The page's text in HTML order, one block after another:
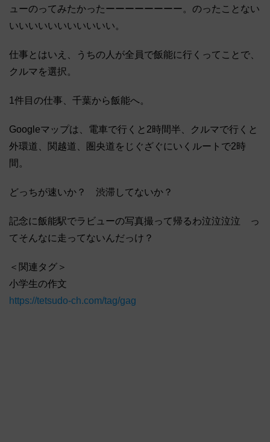
ューのってみたかったーーーーーーーー。のったことない
いいいいいいいいいいい。
仕事とはいえ、うちの人が全員で飯能に行くってことで、
クルマを選択。
1件目の仕事、千葉から飯能へ。
Googleマップは、電車で行くと2時間半、クルマで行くと
外環道、関越道、圏央道をじぐざぐにいくルートで2時
間。
どっちが速いか？ 渋滞してないか？
記念に飯能駅でラビューの写真撮って帰るわ泣泣泣泣 っ
てそんなに走ってないんだっけ？
＜関連タグ＞
小学生の作文
https://tetsudo-ch.com/tag/gag